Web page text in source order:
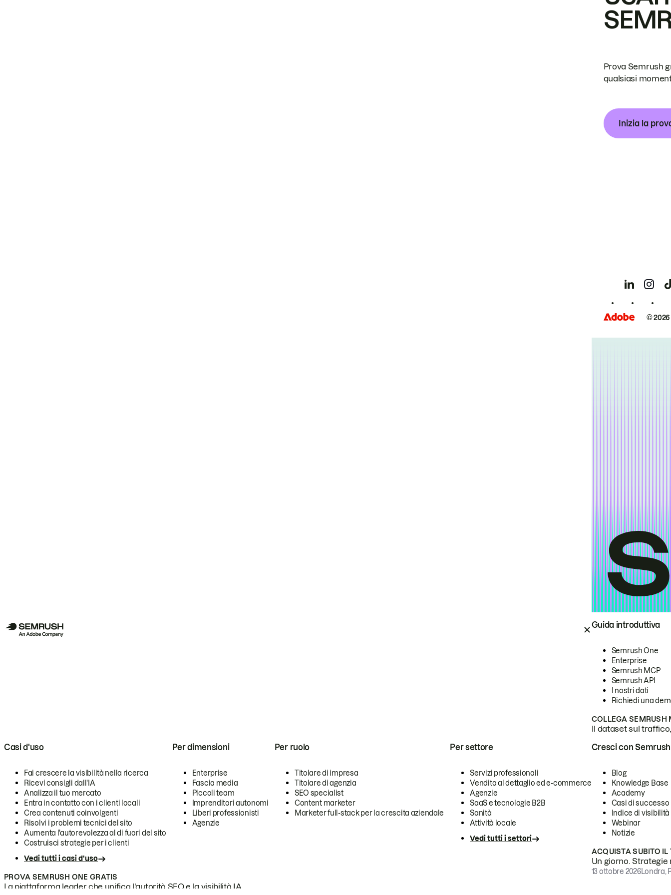
Guida introduttiva
Semrush One
Enterprise
Semrush MCP
Semrush API
I nostri dati
Richiedi una
COLLEGA SEMRUSH
Il dataset sul
Casi d'uso
Fai crescere la visibilità nella ricerca
Ricevi consigli dall'IA
Analizza il tuo mercato
Entra in contatto con i clienti locali
Crea contenuti coinvolgenti
Risolvi i problemi tecnici del sito
Aumenta l'autorevolezza al di fuori del sito
Costruisci strategie per i clienti
Vedi tutti i casi d'uso
Per dimensioni
Enterprise
Fascia media
Piccoli team
Imprenditori autonomi
Liberi professionisti
Agenzie
Per ruolo
Titolare di impresa
Titolare di agenzia
SEO specialist
Content marketer
Marketer full-stack per la crescita aziendale
Per settore
Servizi professionali
Vendita al dettaglio ed e-commerce
Agenzie
SaaS e tecnologie B2B
Sanità
Attività locale
Vedi tutti i settori
PROVA SEMRUSH ONE GRATIS
La piattaforma leader che unifica l'autorità SEO e la visibilità IA.
Cresci con Semrush
Blog
Knowledge Base
Academy
Casi di successo
Indice di visibilità
Webinar
Notizie
ACQUISTA SUBITO IL
Un giorno.
13 ottobre 2026Londra,
Prova Semrush
qualsiasi
Inizia la
©